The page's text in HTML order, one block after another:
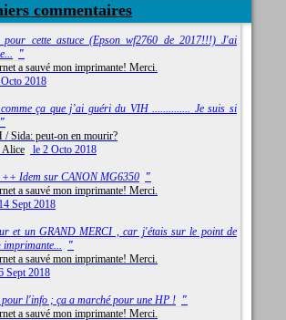
commentaires
pour cette astuce (Epson wf2760 de 2017!!!) J'ai
"
a sauvé mon imprimante! Merci.
2018
comme ça que j’ai guéri du VIH .............. Je suis si
"
Sida: peut-on en mourir?
Alice
le 2 Octo 2018
Idem sur CANON MG6350 "
a sauvé mon imprimante! Merci.
Sept 2018
et un GRAND MERCI , car j'étais sur le point de
imprimante...
"
a sauvé mon imprimante! Merci.
Sept 2018
l'info ; ça a marché pour une HP ! "
a sauvé mon imprimante! Merci.